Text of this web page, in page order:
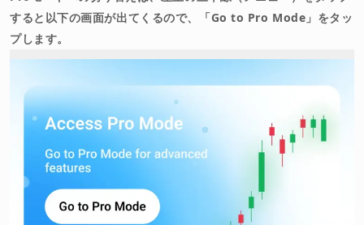
すると以下の画面が出てくるので、「Go to Pro Mode」をタッ
プします。